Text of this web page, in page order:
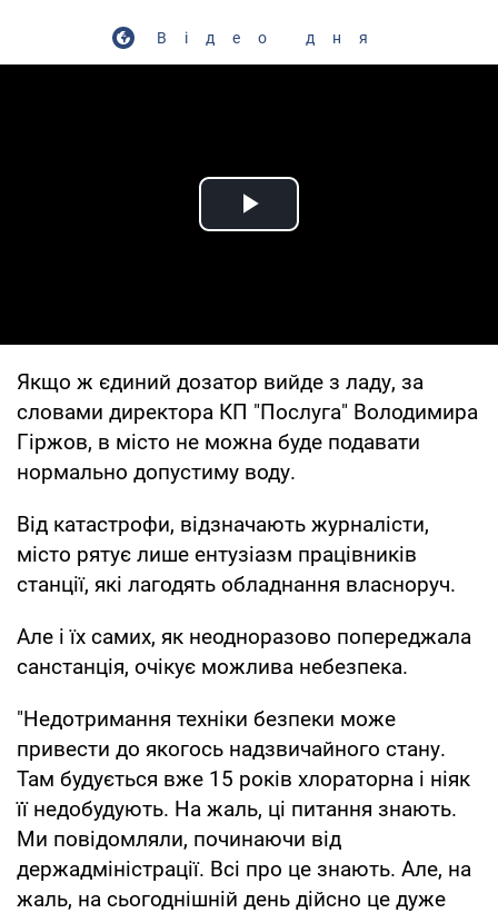
Відео дня
Play Video
Якщо ж єдиний дозатор вийде з ладу, за
словами директора КП "Послуга" Володимира
Гіржов, в місто не можна буде подавати
нормально допустиму воду.
Від катастрофи, відзначають журналісти,
місто рятує лише ентузіазм працівників
станції, які лагодять обладнання власноруч.
Але і їх самих, як неодноразово попереджала
санстанція, очікує можлива небезпека.
"Недотримання техніки безпеки може
привести до якогось надзвичайного стану.
Там будується вже 15 років хлораторна і ніяк
її недобудують. На жаль, ці питання знають.
Ми повідомляли, починаючи від
держадміністрації. Всі про це знають. Але, на
жаль, на сьогоднішній день дійсно це дуже